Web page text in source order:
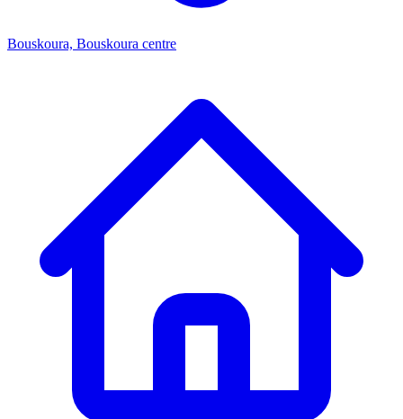
Bouskoura, Bouskoura centre